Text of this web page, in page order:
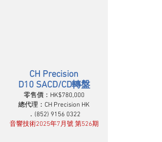
CH Precision
D10 SACD/CD轉盤
零售價：HK$780,000
總代理：CH Precision HK
．(852) 9156 0322
音響技術2025年7月號 第526期